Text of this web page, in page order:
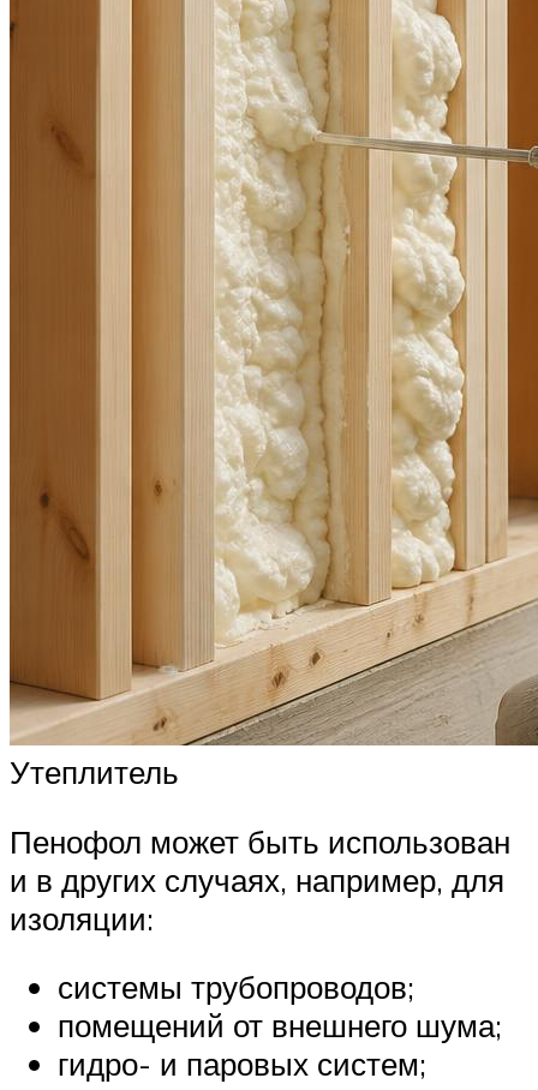
Утеплитель
Пенофол может быть использован
и в других случаях, например, для
изоляции:
системы трубопроводов;
помещений от внешнего шума;
гидро- и паровых систем;